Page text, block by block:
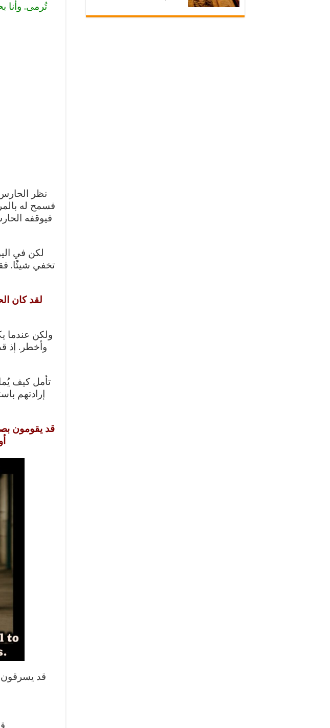
تُرمى. وأنا
نظر
فسمح له
فيوقفه
لكن في
تخفي شيئًا.
لقد كان
ولكن عندما
وأخطر. إذ
تأمل كيف
إرادتهم
قد يقومون
قد يسرقون